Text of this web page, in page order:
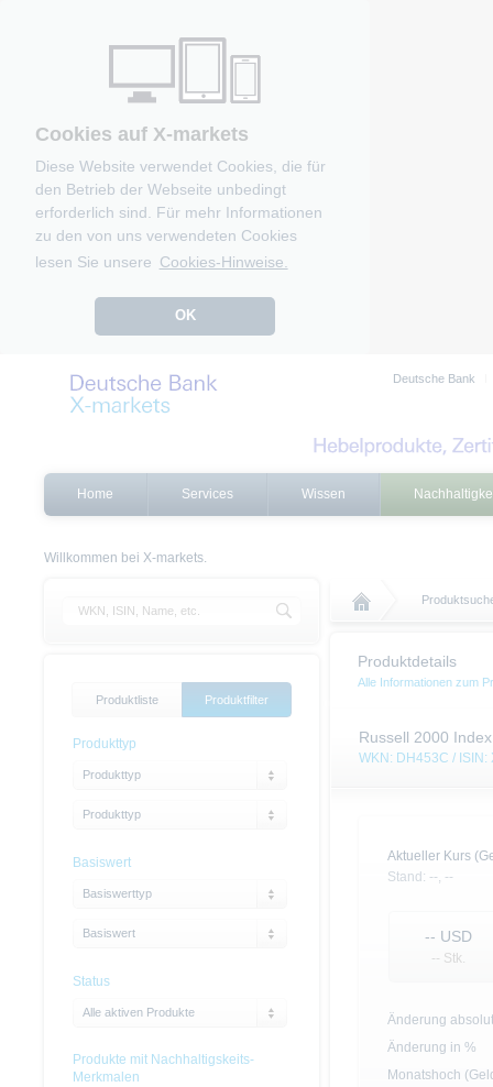
Cookies auf X-markets
Diese Website verwendet Cookies, die für
den Betrieb der Webseite unbedingt
erforderlich sind. Für mehr Informationen
zu den von uns verwendeten Cookies
lesen Sie unsere Cookies-Hinweise.
OK
Deutsche Bank
Home Services Wissen
Willkommen bei X-markets.
Produktdetails
Alle Informationen zum
Russell 2000
WKN: DH453C /
Aktueller Kurs
Stand: --, --
-- USD
-- Stk.
Änderung absolut
Änderung in %
Monatshoch
Produktliste Produktfilter
Produkttyp
Produkttyp
Produkttyp
Basiswert
Basiswerttyp
Basiswert
Status
Alle aktiven Produkte
Produkte mit Nachhaltigskeits-
Merkmalen